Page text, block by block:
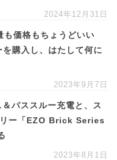
2024年12月31日
価格もちょうどいい
購入し、はたして何に
2023年9月7日
パススルー充電と、ス
リー「EZO Brick Series
2023年8月1日